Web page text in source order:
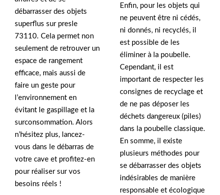
débarrasser des objets
superflus sur presle
73110. Cela permet non
seulement de retrouver un
espace de rangement
efficace, mais aussi de
faire un geste pour
l’environnement en
évitant le gaspillage et la
surconsommation. Alors
n’hésitez plus, lancez-
vous dans le débarras de
votre cave et profitez-en
pour réaliser sur vos
besoins réels !
Enfin, pour les objets qui
ne peuvent être ni cédés,
ni donnés, ni recyclés, il
est possible de les
éliminer à la poubelle.
Cependant, il est
important de respecter les
consignes de recyclage et
de ne pas déposer les
déchets dangereux (piles)
dans la poubelle classique.
En somme, il existe
plusieurs méthodes pour
se débarrasser des objets
indésirables de manière
responsable et écologique